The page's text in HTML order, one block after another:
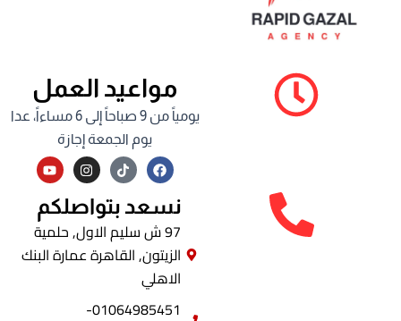
مواعيد العمل
يومياً من 9 صباحاً إلى 6 مساءاً، عدا
يوم الجمعة إجازة
F
a
c
e
b
o
o
k
I
n
s
t
a
g
r
a
Y
o
u
t
u
b
e
نسعد بتواصلكم
97 ش سليم الاول, حلمية
الزيتون, القاهرة عمارة البنك
الاهلي
01064985451-